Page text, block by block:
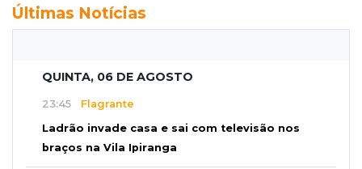
Últimas Notícias
QUINTA, 06 DE AGOSTO
23:45 Flagrante
Ladrão invade casa e sai com televisão nos
braços na Vila Ipiranga